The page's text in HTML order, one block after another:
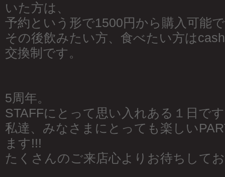
いた方は、
予約という形で1500円から購入可能
その後飲みたい方、食べたい方は
交換制です。
5周年。
STAFFにとって思い入れある１日で
私達、みなさまにとっても楽しい
ます!!!
たくさんのご来店心よりお待ちして